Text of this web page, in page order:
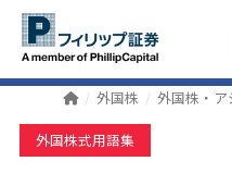
外国株 外国株・
外国株式用語集